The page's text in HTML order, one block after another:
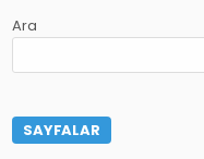
Ara
SAYFALAR